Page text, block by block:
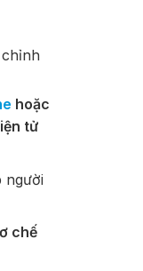
hoặc
tử
người
chế